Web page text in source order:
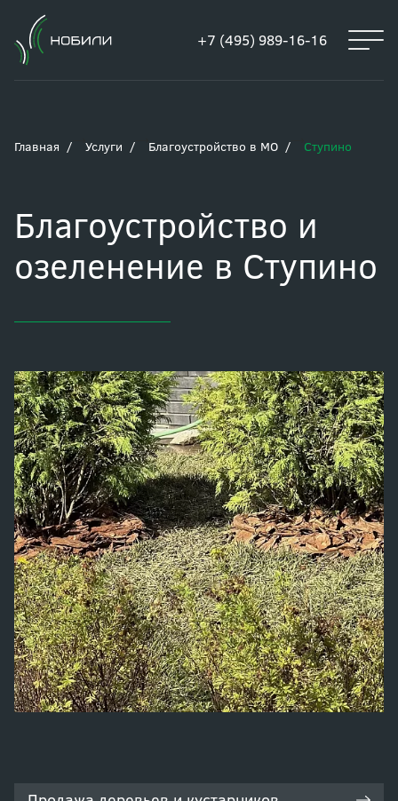
+7 (495) 989-16-16
Главная Услуги Благоустройство в МО Ступино
Благоустройство и
озеленение в Ступино